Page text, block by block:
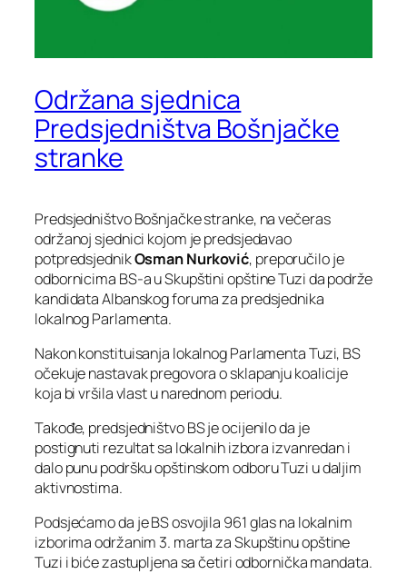
Održana sjednica
Predsjedništva Bošnjačke
stranke
Predsjedništvo Bošnjačke stranke, na večeras
održanoj sjednici kojom je predsjedavao
potpredsjednikOsman Nurković, preporučilo je
odbornicima BS-a u Skupštini opštine Tuzi da podrže
kandidata Albanskog foruma za predsjednika
lokalnog Parlamenta.
Nakon konstituisanja lokalnog Parlamenta Tuzi, BS
očekuje nastavak pregovora o sklapanju koalicije
koja bi vršila vlast u narednom periodu.
Takođe, predsjedništvo BS je ocijenilo da je
postignuti rezultat sa lokalnih izbora izvanredan i
dalo punu podršku opštinskom odboru Tuzi u daljim
aktivnostima.
Podsjećamo da je BS osvojila 961 glas na lokalnim
izborima održanim 3. marta za Skupštinu opštine
Tuzi i biće zastupljena sa četiri odbornička mandata.